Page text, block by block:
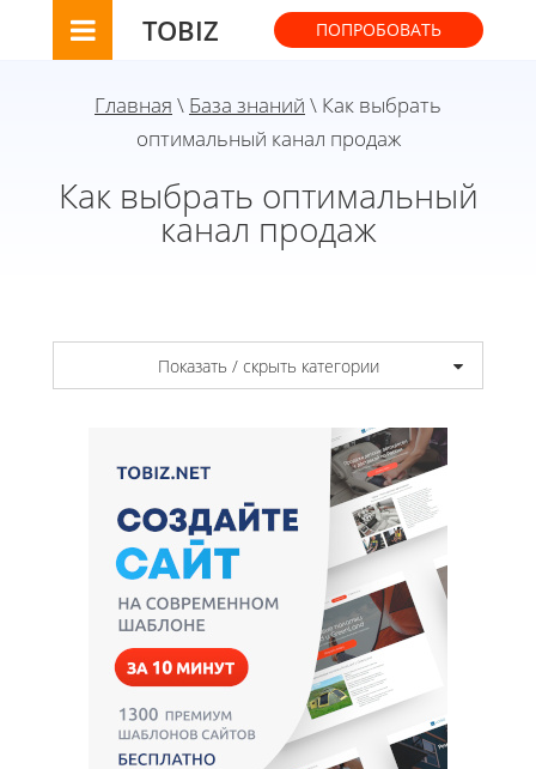
TOBIZ ПОПРОБОВАТЬ
Главная \ База знаний \ Как выбрать
оптимальный канал продаж
Как выбрать оптимальный
канал продаж
Показать / скрыть категории